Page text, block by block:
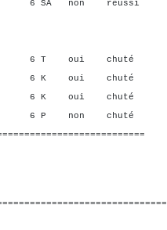
6 SA non réussi
6 T oui chuté
6 K oui chuté
6 K oui chuté
P non chuté